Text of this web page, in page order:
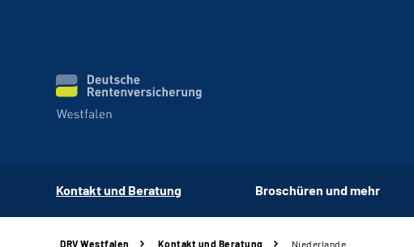
Kontakt und Beratung Broschüren und mehr
DRV Westfalen Kontakt und Beratung Niederlande